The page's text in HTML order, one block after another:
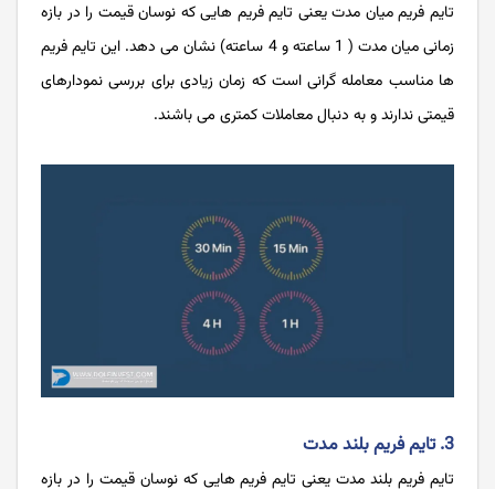
تایم فریم‌ میان مدت یعنی تایم فریم هایی که نوسان قیمت را در بازه
زمانی میان مدت ( 1 ساعته و 4 ساعته) نشان می دهد. این تایم فریم
ها مناسب معامله گرانی است که زمان زیادی برای بررسی نمودارهای
قیمتی ندارند و به دنبال معاملات کمتری می باشند.
3. تایم فریم بلند مدت
تایم فریم‌ بلند مدت یعنی تایم فریم هایی که نوسان قیمت را در بازه